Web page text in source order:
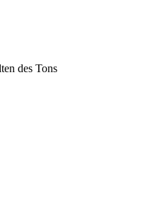
des Tons